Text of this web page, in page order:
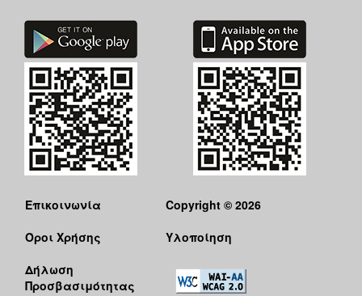
Επικοινωνία
Όροι Χρήσης
Δήλωση
Προσβασιμότητας
Copyright © 2026
Υλοποίηση